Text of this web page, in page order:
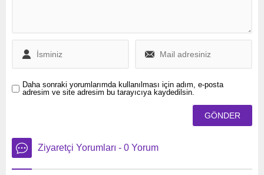
Daha sonraki yorumlarımda kullanılması için adım, e-posta
adresim ve site adresim bu tarayıcıya kaydedilsin.
Ziyaretçi Yorumları - 0 Yorum